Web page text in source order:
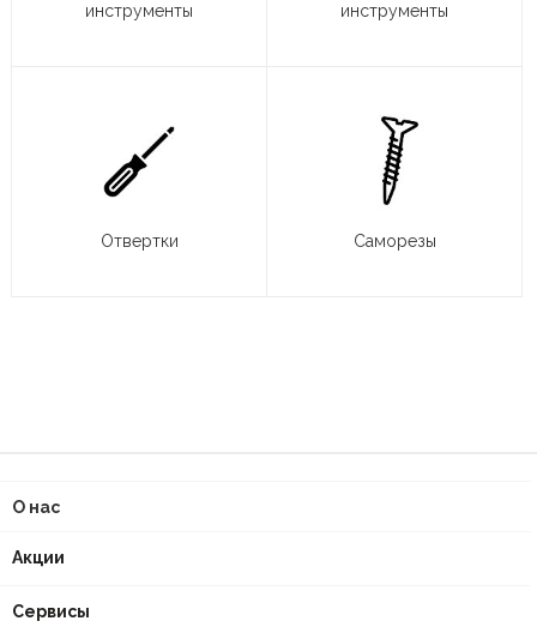
инструменты
инструменты
Отвертки Саморезы
О нас
Акции
Сервисы